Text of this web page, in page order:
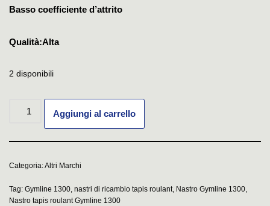
Basso coefficiente d’attrito
Qualità:Alta
2 disponibili
Aggiungi al carrello
Categoria:Altri Marchi
Tag: Gymline 1300, nastri di ricambio tapis roulant, Nastro Gymline 1300,
Nastro tapis roulant Gymline 1300